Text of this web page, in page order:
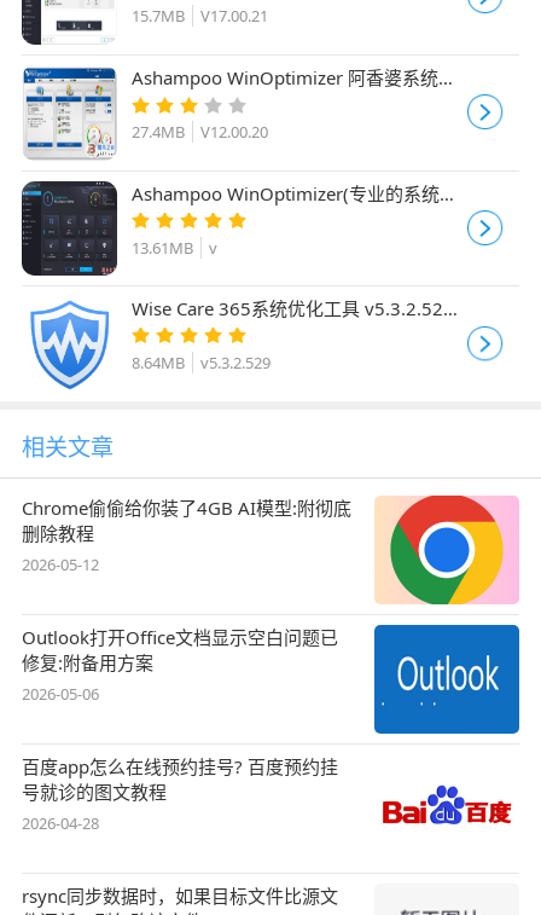
15.7MB V17.00.21
Ashampoo WinOptimizer 阿香婆系统优
化 2015V12.00.20 中文精简安装版
27.4MB V12.00.20
Ashampoo WinOptimizer(专业的系统优
化工具) 18.00.12 一键免费安装版
13.61MB v
Wise Care 365系统优化工具 v5.3.2.529
终身激活直装版
8.64MB v5.3.2.529
相关文章
Chrome偷偷给你装了4GB AI模型:附彻底
删除教程
2026-05-12
Outlook打开Office文档显示空白问题已
修复:附备用方案
2026-05-06
百度app怎么在线预约挂号? 百度预约挂
号就诊的图文教程
2026-04-28
rsync同步数据时，如果目标文件比源文